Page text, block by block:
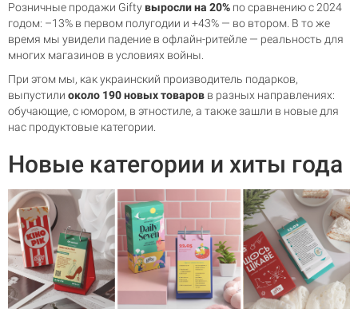
Розничные продажи Gifty выросли на 20% по сравнению с 2024
годом: –13% в первом полугодии и +43% — во втором. В то же
время мы увидели падение в офлайн-ритейле — реальность для
многих магазинов в условиях войны.
При этом мы, как украинский производитель подарков,
выпустили около 190 новых товаров в разных направлениях:
обучающие, с юмором, в этностиле, а также зашли в новые для
нас продуктовые категории.
Новые категории и хиты года